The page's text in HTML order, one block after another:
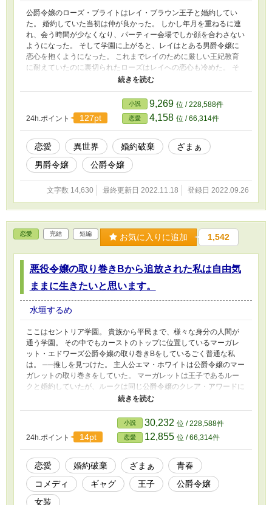
公爵令嬢のローズ・ブライトはレイ・ブラウン王子と婚約してい
た。 婚約していた当初は仲が良かった。 しかし年月を重ねるに連
れ、会う時間が少なくなり、パーティー会場でしか顔を合わさない
ようになった。 そして学園に上がると、レイはとある男爵令嬢に
恋心を抱くようになった。 これまでレイのために厳しい王妃教育
に耐えていたのに裏切られたローズはレイへの恋心も冷めた。 そ
して留学を決意する。 しかし帰ってきた瞬間、レイはローズに婚
約破棄を叩きつけた。 「ローズ・ブライト！ ナタリーを虐めた
罪でお前との婚約を破棄する！」 えっと、先日まで留学していた
のに、どうやってその方を虐めるんですか？
24h.ポイント
127pt
小説 9,269 位 / 228,588件
恋愛 4,158 位 / 66,314件
恋愛 異世界 婚約破棄
ざまぁ
男爵令嬢
公爵令嬢
文字数 14,630 最終更新日 2022.11.18 登録日 2022.09.26
恋愛 完結 短編 お気に入りに追加 1,542
悪役令嬢の取り巻きBから追放された私は自由気
ままに生きたいと思います。
水垣するめ
ここはセントリア学園。 貴族から平民まで、様々な身分の人間が
通う学園。 その中でもカーストのトップに位置しているマーガレ
ット・エドワーズ公爵令嬢の取り巻きBをしているごく普通な私
は。 ──推しを見つけた。 主人公エマ・ホワイトは公爵令嬢のマー
ガレットの取り巻きをしていた。 マーガレットは王子であるルー
クと婚約していたが、ルークは同じ公爵令嬢のクレア・アワードに
好意を寄せていた。 エマはマーガレットの取り巻きとして暮らす
毎日を送っていた。 しかしある日、マーガレットの恋敵であるク
レアの秘密を知ってしまう。 それは『美少女として知られるクレ
アが実は女装した男性である』というものだった。 秘密を知られ
たクレアはエマと共に行動するようになり…？ ※「小説家になろ
う」でも先行掲載しています。
24h.ポイント 14pt
小説 30,232 位 / 228,588件
恋愛 12,855 位 / 66,314件
恋愛 婚約破棄 ざまぁ
青春
コメディ
ギャグ 王子
公爵令嬢
女装